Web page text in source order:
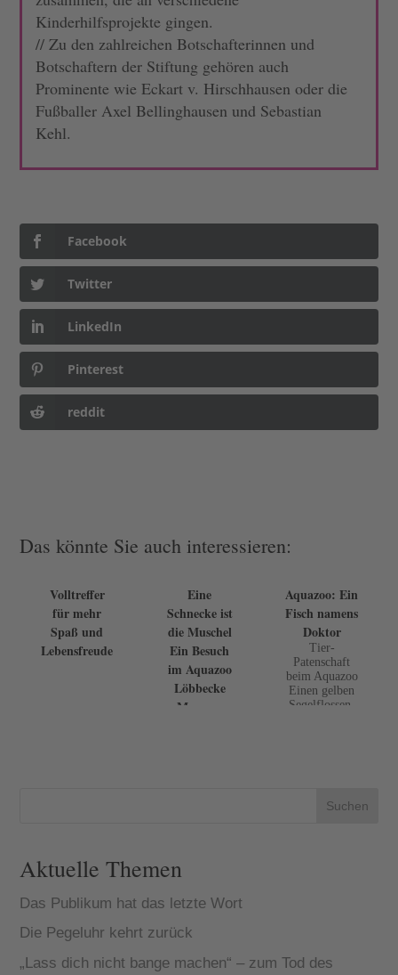
Kinderhilfsprojekte gingen.
// Zu den zahlreichen Botschafterinnen und
Botschaftern der Stiftung gehören auch
Prominente wie Eckart v. Hirschhausen oder die
Fußballer Axel Bellinghausen und Sebastian
Kehl.
Facebook
Twitter
LinkedIn
Pinterest
reddit
Das könnte Sie auch interessieren:
Volltreffer
für mehr
Spaß und
Lebensfreude
Eine
Schnecke ist
die Muschel
Ein Besuch
im Aquazoo
Löbbecke
Museum
Aquazoo: Ein
Fisch namens
Doktor
Tier-
Patenschaft
beim Aquazoo
Einen gelben
Segelflossen-
ausges...Suchen
Aktuelle Themen
Das Publikum hat das letzte Wort
Die Pegeluhr kehrt zurück
„Lass dich nicht bange machen“ – zum Tod des